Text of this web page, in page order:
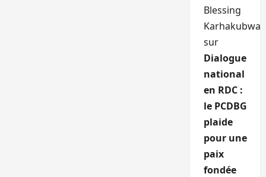
Blessing
Karhakubwa
sur
Dialogue
national
en RDC :
le PCDBG
plaide
pour une
paix
fondée